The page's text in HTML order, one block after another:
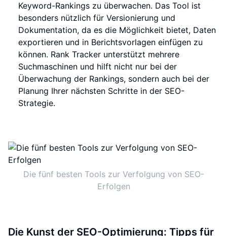
Keyword-Rankings zu überwachen. Das Tool ist
besonders nützlich für Versionierung und
Dokumentation, da es die Möglichkeit bietet, Daten
exportieren und in Berichtsvorlagen einfügen zu
können. Rank Tracker unterstützt mehrere
Suchmaschinen und hilft nicht nur bei der
Überwachung der Rankings, sondern auch bei der
Planung Ihrer nächsten Schritte in der SEO-
Strategie.
Die fünf besten Tools zur Verfolgung von SEO-
Erfolgen
Die Kunst der SEO-Optimierung: Tipps für